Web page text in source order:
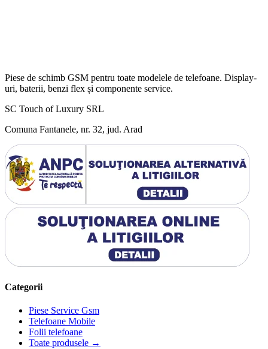
Piese de schimb GSM pentru toate modelele de telefoane. Display-
uri, baterii, benzi flex și componente service.
SC Touch of Luxury SRL
Comuna Fantanele, nr. 32, jud. Arad
Categorii
Piese Service Gsm
Telefoane Mobile
Folii telefoane
Toate produsele →